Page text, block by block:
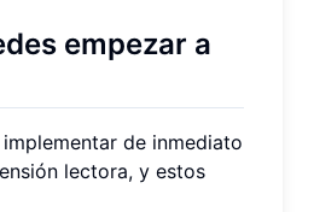
empezar a
de inmediato
lectora, y estos